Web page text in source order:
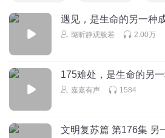
遇见，是生命的另一种
璐昕静观般若 2.00万
175难处，是生命的另
嘉嘉有声 1584
文明复苏篇 第176集 另